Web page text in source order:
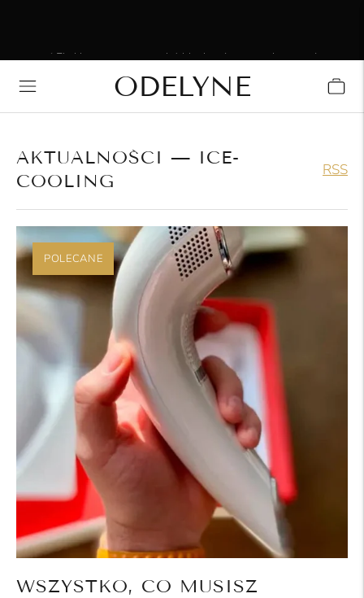
✨ Ponad 15 000 zadowolonych klientów! Dziękujemy za
rabatu nawet do 20%. Oferta ograniczona czasowo.
ODELYNE
AKTUALNOŚCI — ICE-
COOLING
RSS
POLECANE
WSZYSTKO, CO MUSISZ